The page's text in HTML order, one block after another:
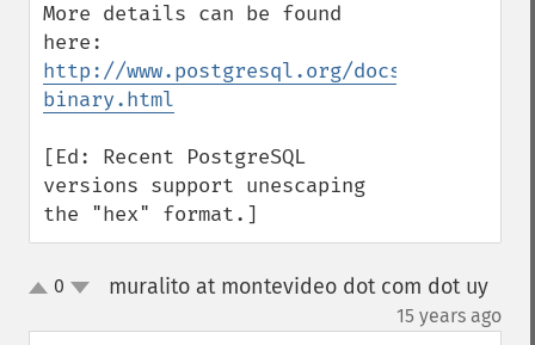
More details can be found
http://www.postgresql.org/docs/9.0/
binary.html
[Ed: Recent PostgreSQL
versions support unescaping
the "hex" format.]
up0 muralito at montevideo dot com dot uy
15 years ago